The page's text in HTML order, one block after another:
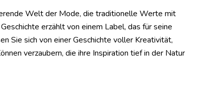
Welt der Mode, die traditionelle Werte mit
erzählt von einem Label, das für seine
Sie sich von einer Geschichte voller Kreativität,
verzaubern, die ihre Inspiration tief in der Natur